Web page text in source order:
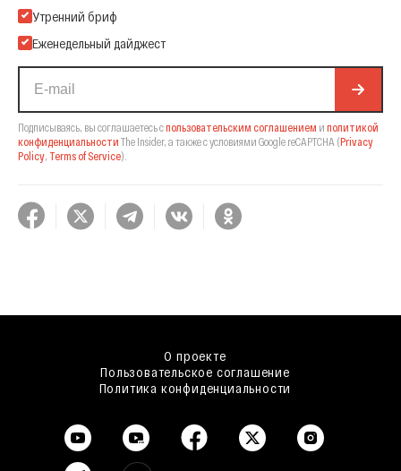
Подпишитесь на нашу Email-рассылку
Утренний бриф
Еженедельный дайджест
Подписываясь, вы соглашаетесь спользовательским соглашением и политикой
конфиденциальности The Insider, а также с условиями Google reCAPTCHA (Privacy
Policy Terms of Service).
О проекте
Пользовательское соглашение
Политика конфиденциальности